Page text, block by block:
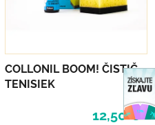
COLLONIL BOOM! ČISTIČ
TENISIEK
12,50 €